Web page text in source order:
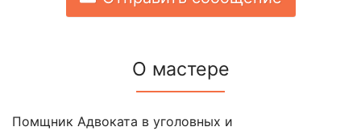
О мастере
Помщник Адвоката в уголовных и